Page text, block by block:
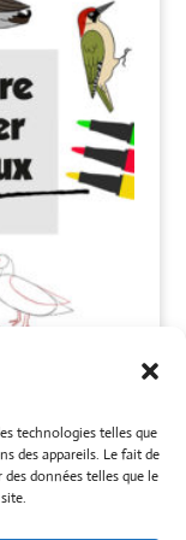
technologies telles que
des appareils. Le fait de
données telles que le
les